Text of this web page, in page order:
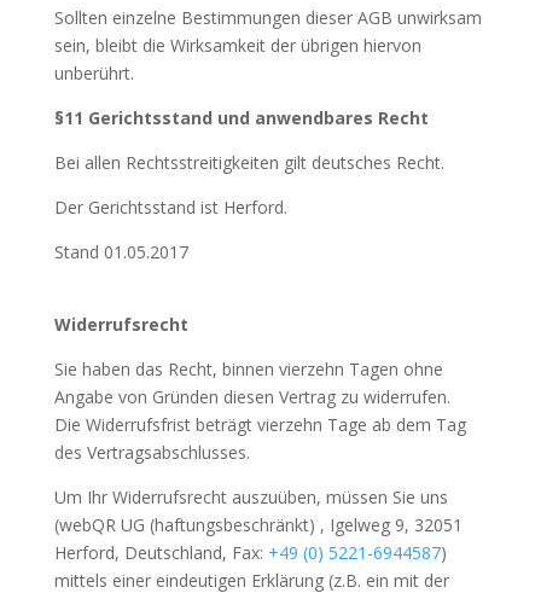
Sollten einzelne Bestimmungen dieser AGB unwirksam
sein, bleibt die Wirksamkeit der übrigen hiervon
unberührt.
§11 Gerichtsstand und anwendbares Recht
Bei allen Rechtsstreitigkeiten gilt deutsches Recht.
Der Gerichtsstand ist Herford.
Stand 01.05.2017
Widerrufsrecht
Sie haben das Recht, binnen vierzehn Tagen ohne
Angabe von Gründen diesen Vertrag zu widerrufen.
Die Widerrufsfrist beträgt vierzehn Tage ab dem Tag
des Vertragsabschlusses.
Um Ihr Widerrufsrecht auszuüben, müssen Sie uns
(webQR UG (haftungsbeschränkt) , Igelweg 9, 32051
Herford, Deutschland, Fax: +49 (0) 5221-6944587)
mittels einer eindeutigen Erklärung (z.B. ein mit der